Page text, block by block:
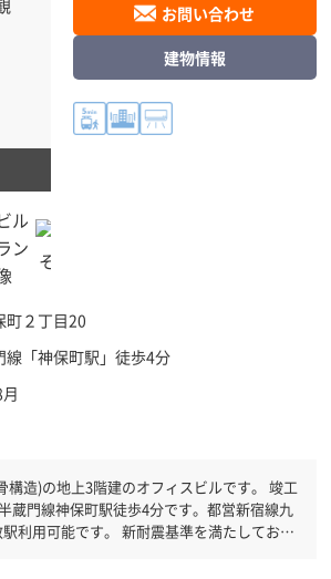
町２丁目20
線「神保町駅 」徒歩4分
お問い合わせ
建物情報
造)の地上3階建のオフィスビルです。 竣工
蔵門線神保町駅徒歩4分です。都営新宿線九
利用可能です。 新耐震基準を満たしており